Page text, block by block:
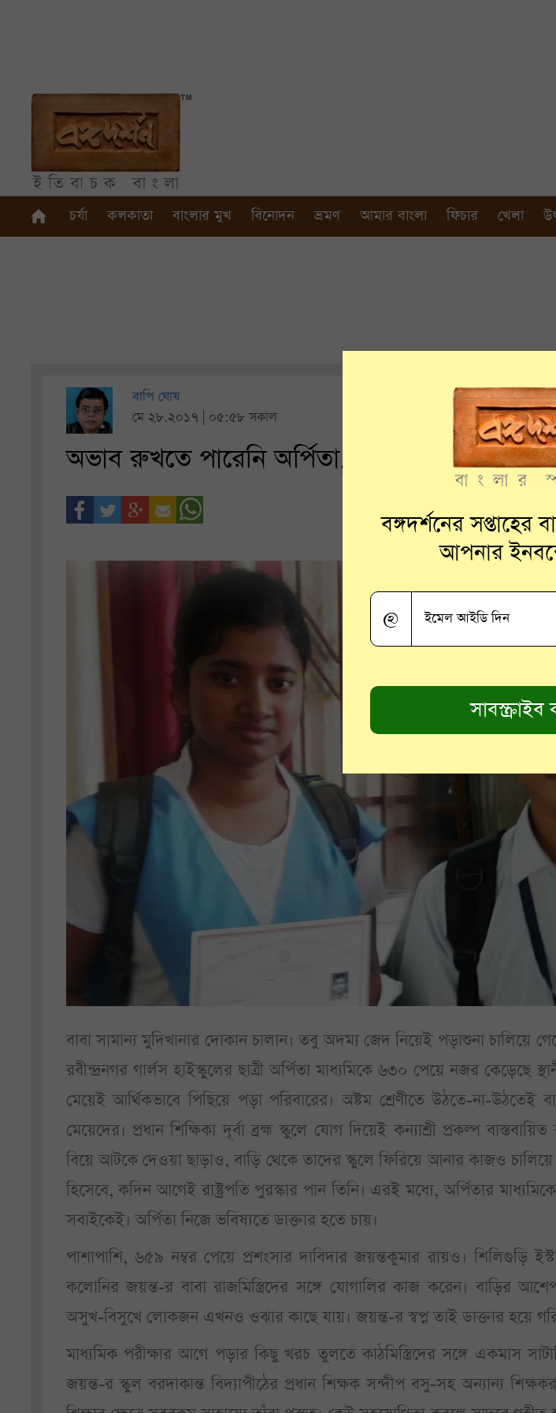
চর্যা কলকাতা বাংলার মুখ বিনোদন ভ্রমণ আমার বাংলা ফিচার খেলা
বাপি ঘোষ
মে ২৮.২০১৭ | ০৫:৫৮ সকাল
অভাব রুখতে পারেনি অর্পিতা, জয়ন্তকে
বাবা সামান্য মুদিখানার দোকান চালান। তবু অদম্য জেদ নিয়েই পড়াশুনা চালিয়ে
রবীন্দ্রনগর গার্লস হাইস্কুলের ছাত্রী অর্পিতা মাধ্যমিকে ৬৩০ পেয়ে নজর কেড়েছে
মেয়েই আর্থিকভাবে পিছিয়ে পড়া পরিবারের। অষ্টম শ্রেণীতে উঠতে-না-উঠতেই
মেয়েদের। প্রধান শিক্ষিকা দূর্বা ব্রহ্ম স্কুলে যোগ দিয়েই কন্যাশ্রী প্রকল্প
বিয়ে আটকে দেওয়া ছাড়াও, বাড়ি থেকে তাদের স্কুলে ফিরিয়ে আনার কাজও চালিয়ে
হিসেবে, কদিন আগেই রাষ্ট্রপতি পুরস্কার পান তিনি। এরই মধ্যে, অর্পিতার মাধ্যমিকে
সবাইকেই। অর্পিতা নিজে ভবিষ্যতে ডাক্তার হতে চায়।
পাশাপাশি, ৬৫৯ নম্বর পেয়ে প্রশংসার দাবিদার জয়ন্তকুমার রায়ও। শিলিগুড়ি
কলোনির জয়ন্ত-র বাবা রাজমিস্ত্রিদের সঙ্গে যোগালির কাজ করেন। বাড়ির
অসুখ-বিসুখে লোকজন এখনও ওঝার কাছে যায়। জয়ন্ত-র স্বপ্ন তাই ডাক্তার হয়ে
মাধ্যমিক পরীক্ষার আগে পড়ার কিছু খরচ তুলতে কাঠমিস্ত্রিদের সঙ্গে একমাস
জয়ন্ত-র স্কুল বরদাকান্ত বিদ্যাপীঠের প্রধান শিক্ষক সন্দীপ বসু-সহ অন্যান্য
বঙ্গদর্শনের সপ্তাহের
আপনার
@